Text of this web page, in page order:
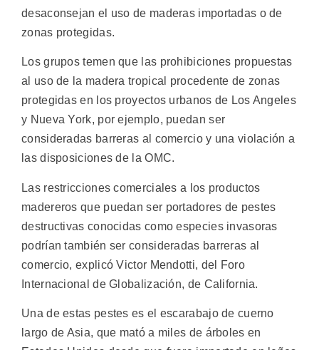
desaconsejan el uso de maderas importadas o de
zonas protegidas.
Los grupos temen que las prohibiciones propuestas
al uso de la madera tropical procedente de zonas
protegidas en los proyectos urbanos de Los Angeles
y Nueva York, por ejemplo, puedan ser
consideradas barreras al comercio y una violación a
las disposiciones de la OMC.
Las restricciones comerciales a los productos
madereros que puedan ser portadores de pestes
destructivas conocidas como especies invasoras
podrían también ser consideradas barreras al
comercio, explicó Victor Mendotti, del Foro
Internacional de Globalización, de California.
Una de estas pestes es el escarabajo de cuerno
largo de Asia, que mató a miles de árboles en